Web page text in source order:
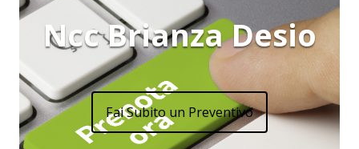
Ncc Brianza Desio
Fai Subito un Preventivo